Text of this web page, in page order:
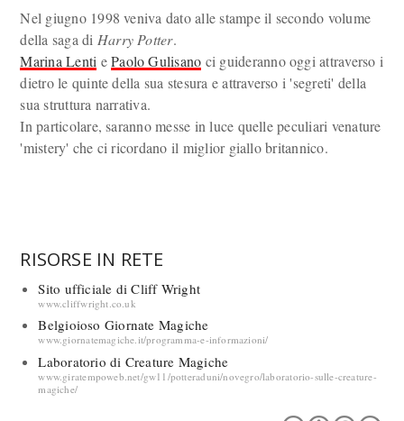
Nel giugno 1998 veniva dato alle stampe il secondo volume
della saga di Harry Potter.
Marina Lenti ePaolo Gulisano ci guideranno oggi attraverso i
dietro le quinte della sua stesura e attraverso i 'segreti' della
sua struttura narrativa.
In particolare, saranno messe in luce quelle peculiari venature
'mistery' che ci ricordano il miglior giallo britannico.
RISORSE IN RETE
Sito ufficiale di Cliff Wright
www.cliffwright.co.uk
Belgioioso Giornate Magiche
www.giornatemagiche.it/programma-e-informazioni/
Laboratorio di Creature Magiche
www.giratempoweb.net/gw11/potteraduni/novegro/laboratorio-sulle-creature-
magiche/